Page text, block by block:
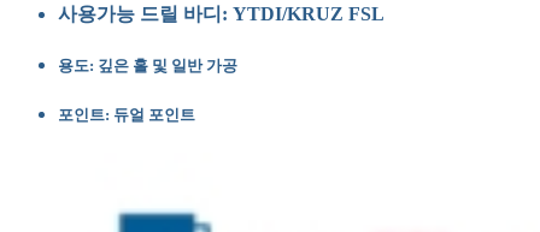
사용가능 드릴 바디: YTDI/KRUZ FSL
용도: 깊은 홀 및 일반 가공
포인트: 듀얼 포인트